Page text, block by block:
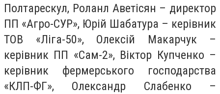
Полтарескул, Роланл Аветісян – директор
ПП «Агро-СУР», Юрій Шабатура – керівник
ТОВ «Ліга-50», Олексій Макарчук –
керівник ПП «Сам-2», Віктор Купченко –
керівник фермерського господарства
«КЛП-ФГ», Олександр Слабенко –